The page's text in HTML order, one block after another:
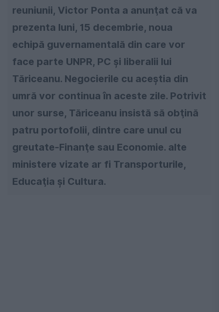
reuniunii, Victor Ponta a anunţat că va
prezenta luni, 15 decembrie, noua
echipă guvernamentală din care vor
face parte UNPR, PC şi liberalii lui
Tăriceanu. Negocierile cu aceştia din
umră vor continua în aceste zile. Potrivit
unor surse, Tăriceanu insistă să obţină
patru portofolii, dintre care unul cu
greutate-Finanţe sau Economie. alte
ministere vizate ar fi Transporturile,
Educaţia şi Cultura.